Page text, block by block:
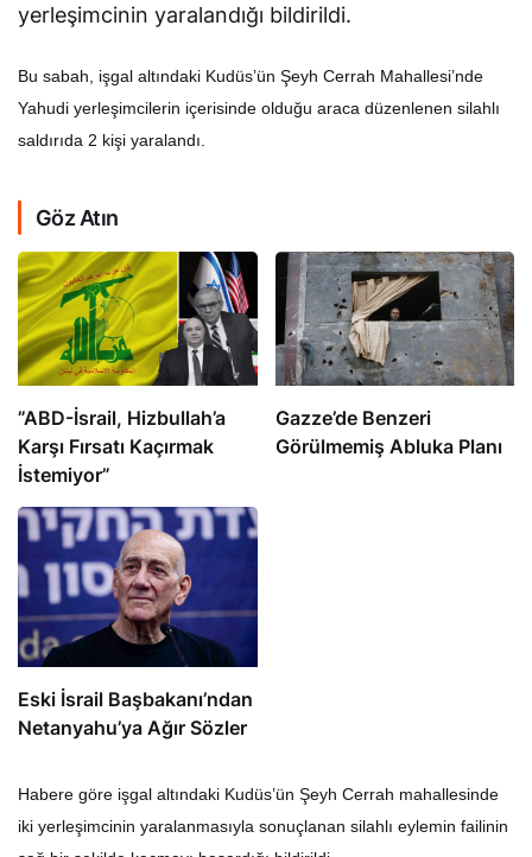
yerleşimcinin yaralandığı bildirildi.
Bu sabah, işgal altındaki Kudüs’ün Şeyh Cerrah Mahallesi’nde
Yahudi yerleşimcilerin içerisinde olduğu araca düzenlenen silahlı
saldırıda 2 kişi yaralandı.
Göz Atın
​​​​​​​”ABD-İsrail, Hizbullah’a
Karşı Fırsatı Kaçırmak
İstemiyor”
​​​​​​​Gazze’de Benzeri
Görülmemiş Abluka Planı
Eski İsrail Başbakanı’ndan
Netanyahu’ya Ağır Sözler
Habere göre işgal altındaki Kudüs’ün Şeyh Cerrah mahallesinde
iki yerleşimcinin yaralanmasıyla sonuçlanan silahlı eylemin failinin